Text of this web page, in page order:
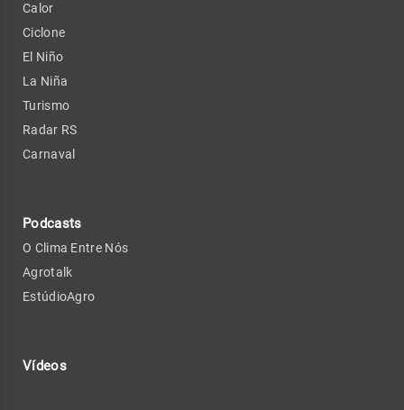
Calor
Ciclone
El Niño
La Niña
Turismo
Radar RS
Carnaval
Podcasts
O Clima Entre Nós
Agrotalk
EstúdioAgro
Vídeos